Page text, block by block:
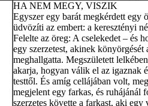
HA NEM MEGY, VISZIK
Egyszer egy barát megkérdett egy
üdvözíti az embert: a keresztényi
Felelte az öreg: A cselekedet – és
egy szerzetest, akinek könyörgését
meghallgatta. Megszületett
akarja, hogyan válik el az igaznak
testtől. És amíg cellájában volt,
megjelent egy farkas, és ruhájánál
szerzetes követte a farkast, aki egy